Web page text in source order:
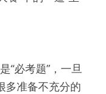
“必考题”，一旦
多准备不充分的